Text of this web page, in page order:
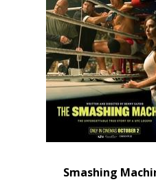
Smashing